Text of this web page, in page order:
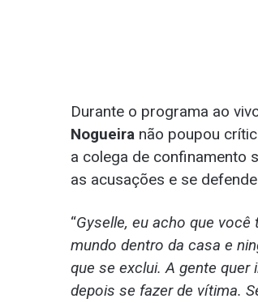
Durante o programa ao
Nogueira não poupou
a colega de confinamento
as acusações e se
“Gyselle, eu acho que
mundo dentro da casa e
que se exclui. A gente
depois se fazer de vítima.